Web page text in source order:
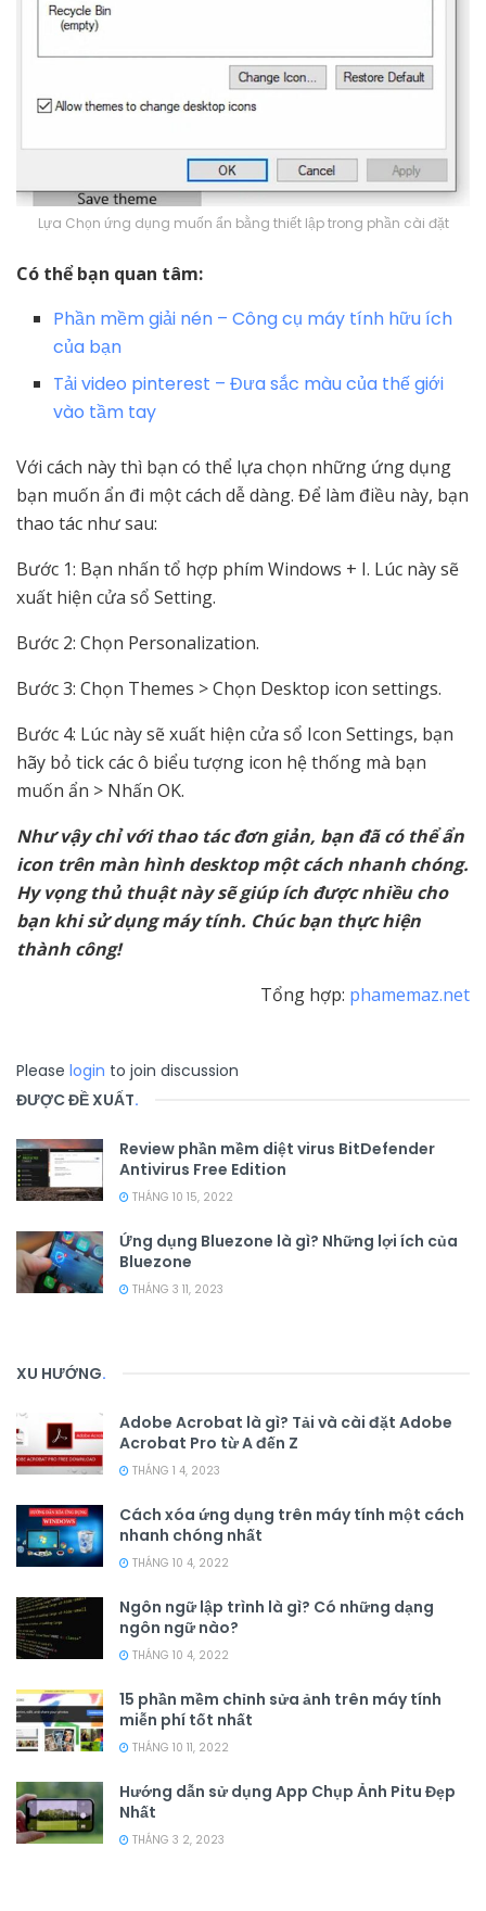
Lựa Chọn ứng dụng muốn ẩn bằng thiết lập trong phần cài đặt
Có thể bạn quan tâm:
Phần mềm giải nén – Công cụ máy tính hữu ích
của bạn
Tải video pinterest – Đưa sắc màu của thế giới
vào tầm tay
Với cách này thì bạn có thể lựa chọn những ứng dụng
bạn muốn ẩn đi một cách dễ dàng. Để làm điều này, bạn
thao tác như sau:
Bước 1: Bạn nhấn tổ hợp phím Windows + I. Lúc này sẽ
xuất hiện cửa sổ Setting.
Bước 2: Chọn Personalization.
Bước 3: Chọn Themes > Chọn Desktop icon settings.
Bước 4: Lúc này sẽ xuất hiện cửa sổ Icon Settings, bạn
hãy bỏ tick các ô biểu tượng icon hệ thống mà bạn
muốn ẩn > Nhấn OK.
Như vậy chỉ với thao tác đơn giản, bạn đã có thể ẩn
icon trên màn hình desktop một cách nhanh chóng.
Hy vọng thủ thuật này sẽ giúp ích được nhiều cho
bạn khi sử dụng máy tính. Chúc bạn thực hiện
thành công!
Tổng hợp: phamemaz.net
Please login to join discussion
ĐƯỢC ĐỀ XUẤT.
Review phần mềm diệt virus BitDefender
Antivirus Free Edition
THÁNG 10 15, 2022
Ứng dụng Bluezone là gì? Những lợi ích của
Bluezone
THÁNG 3 11, 2023
XU HƯỚNG.
Adobe Acrobat là gì? Tải và cài đặt Adobe
Acrobat Pro từ A đến Z
THÁNG 1 4, 2023
Cách xóa ứng dụng trên máy tính một cách
nhanh chóng nhất
THÁNG 10 4, 2022
Ngôn ngữ lập trình là gì? Có những dạng
ngôn ngữ nào?
THÁNG 10 4, 2022
15 phần mềm chỉnh sửa ảnh trên máy tính
miễn phí tốt nhất
THÁNG 10 11, 2022
Hướng dẫn sử dụng App Chụp Ảnh Pitu Đẹp
Nhất
THÁNG 3 2, 2023